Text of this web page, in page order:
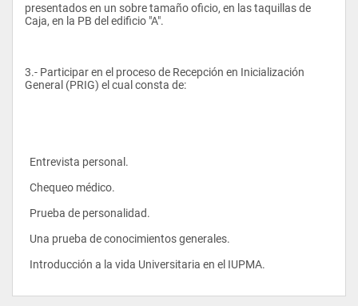
presentados en un sobre tamaño oficio, en las taquillas de
Caja, en la PB del edificio "A".
3.- Participar en el proceso de Recepción en Inicialización
General (PRIG) el cual consta de:
  Entrevista personal.
  Chequeo médico.
  Prueba de personalidad.
  Una prueba de conocimientos generales.
  Introducción a la vida Universitaria en el IUPMA.